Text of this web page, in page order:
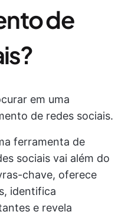
de
em uma
de redes sociais.
ferramenta de
sociais vai além do
chave, oferece
identifica
e revela